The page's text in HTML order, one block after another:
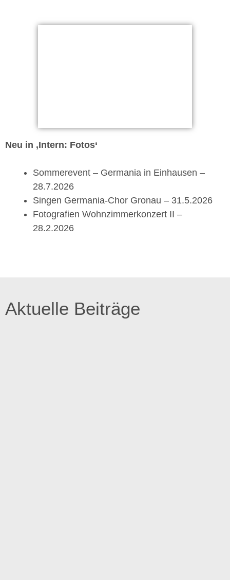
Neu in ‚Intern: Fotos‘
Sommerevent – Germania in Einhausen –
28.7.2026
Singen Germania-Chor Gronau – 31.5.2026
Fotografien Wohnzimmerkonzert II –
28.2.2026
Aktuelle Beiträge